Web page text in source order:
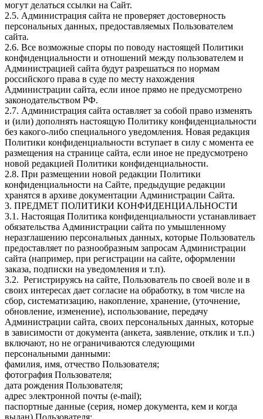
могут делаться ссылки на Сайт.
2.5. Администрация сайта не проверяет достоверность
персональных данных, предоставляемых Пользователем
сайта.
2.6. Все возможные споры по поводу настоящей Политики
конфиденциальности и отношений между пользователем и
Администрацией сайта будут разрешаться по нормам
российского права в суде по месту нахождения
Администрации сайта, если иное прямо не предусмотрено
законодательством РФ.
2.7. Администрация сайта оставляет за собой право изменять
и (или) дополнять настоящую Политику конфиденциальности
без какого-либо специального уведомления. Новая редакция
Политики конфиденциальности вступает в силу с момента ее
размещения на странице сайта, если иное не предусмотрено
новой редакцией Политики конфиденциальности.
2.8. При размещении новой редакции Политики
конфиденциальности на Сайте, предыдущие редакции
хранятся в архиве документации Администрации Сайта.
3. ПРЕДМЕТ ПОЛИТИКИ КОНФИДЕНЦИАЛЬНОСТИ
3.1. Настоящая Политика конфиденциальности устанавливает
обязательства Администрации сайта по умышленному
неразглашению персональных данных, которые Пользователь
предоставляет по разнообразным запросам Администрации
сайта (например, при регистрации на сайте, оформлении
заказа, подписки на уведомления и т.п).
3.2. Регистрируясь на сайте, Пользователь по своей воле и в
своих интересах дает согласие на обработку, в том числе на
сбор, систематизацию, накопление, хранение, (уточнение,
обновление, изменение), использование, передачу
Администрации сайта, своих персональных данных, которые
в зависимости от документа (анкета, заявление, отклик и т.п.)
включают, но не ограничиваются следующими
персональными данными:
фамилия, имя, отчество Пользователя;
фотография Пользователя;
дата рождения Пользователя;
адрес электронной почты (e-mail);
паспортные данные (серия, номер документа, кем и когда
выдан) Пользователя;